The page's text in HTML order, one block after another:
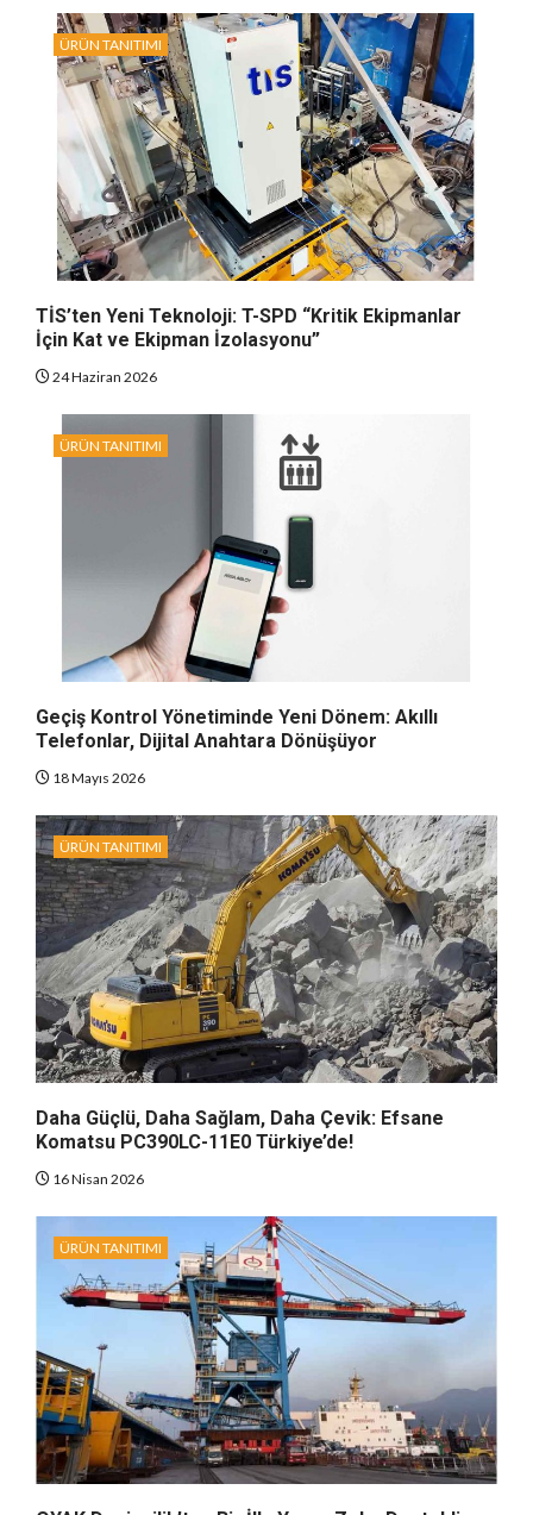
ÜRÜN TANITIMI
TİS’ten Yeni Teknoloji: T-SPD “Kritik Ekipmanlar
İçin Kat ve Ekipman İzolasyonu”
24 Haziran 2026
ÜRÜN TANITIMI
Geçiş Kontrol Yönetiminde Yeni Dönem: Akıllı
Telefonlar, Dijital Anahtara Dönüşüyor
18 Mayıs 2026
ÜRÜN TANITIMI
Daha Güçlü, Daha Sağlam, Daha Çevik: Efsane
Komatsu PC390LC-11E0 Türkiye’de!
16 Nisan 2026
ÜRÜN TANITIMI